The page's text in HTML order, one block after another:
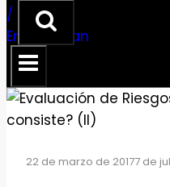
22 de marzo de 20177 de